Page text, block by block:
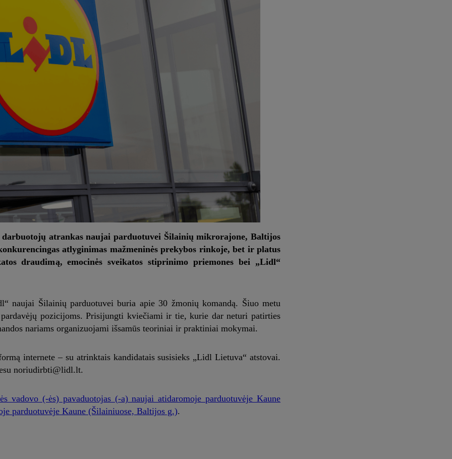
atrankas naujai parduotuvei Šilainių mikrorajone, Baltijos
atlyginimas mažmeninės prekybos rinkoje, bet ir platus
draudimą, emocinės sveikatos stiprinimo priemones bei „Lidl“
naujai Šilainių parduotuvei buria apie 30 žmonių komandą. Šiuo metu
pozicijoms. Prisijungti kviečiami ir tie, kurie dar neturi patirties
nariams organizuojami išsamūs teoriniai ir praktiniai mokymai.
internete – su atrinktais kandidatais susisieks „Lidl Lietuva“ atstovai.
noriudirbti@lidl.lt.
vadovo (-ės) pavaduotojas (-a) naujai atidaromoje parduotuvėje Kaune
parduotuvėje Kaune (Šilainiuose, Baltijos g.).